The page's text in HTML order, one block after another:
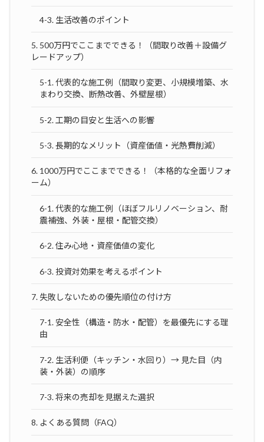
4-3. 生活改善のポイント
5. 500万円でここまでできる！（間取り改善＋設備グ
レードアップ）
5-1. 代表的な施工例（間取り変更、小規模増築、水
まわり交換、断熱改善、外壁屋根）
5-2. 工期の目安と生活への影響
5-3. 長期的なメリット（資産価値・光熱費削減）
6. 1000万円でここまでできる！（本格的な全面リフォ
ーム）
6-1. 代表的な施工例（ほぼフルリノベーション、耐
震補強、外装・屋根・配管交換）
6-2. 住み心地・資産価値の変化
6-3. 投資対効果を考えるポイント
7. 失敗しないための優先順位の付け方
7-1. 安全性（構造・防水・配管）を最優先にする理
由
7-2. 生活利便（キッチン・水回り）→ 見た目（内
装・外装）の順序
7-3. 将来の売却を見据えた選択
8. よくある質問（FAQ）